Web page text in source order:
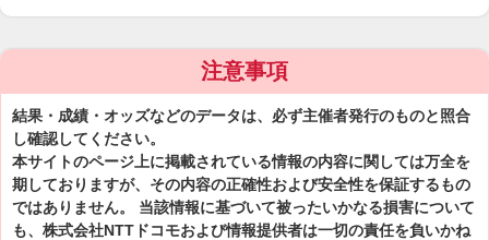
注意事項
結果・成績・オッズなどのデータは、必ず主催者発行のものと照合
し確認してください。
本サイトのページ上に掲載されている情報の内容に関しては万全を
期しておりますが、その内容の正確性および安全性を保証するもの
ではありません。 当該情報に基づいて被ったいかなる損害について
も、株式会社NTTドコモおよび情報提供者は一切の責任を負いかね